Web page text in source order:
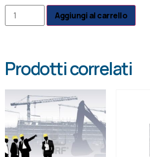
Aggiungi al carrello
Prodotti correlati